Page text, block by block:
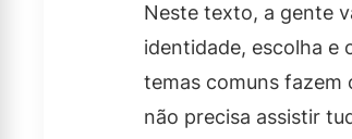
Neste texto, a gente
identidade, escolha e
temas comuns fazem
não precisa assistir